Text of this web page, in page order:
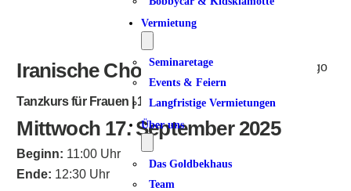
Vermietung
Seminaretage
Events & Feiern
Langfristige Vermietungen
Über uns
Das Goldbekhaus
Team
Iranische Choreographien
Tanzkurs für Frauen | 10 Termine
Mittwoch 17. September 2025
Beginn: 11:00 Uhr
Ende: 12:30 Uhr